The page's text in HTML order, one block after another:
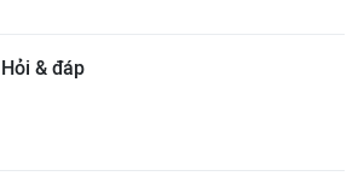
Hỏi & đáp